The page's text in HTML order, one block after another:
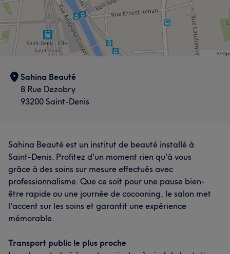
Sahina Beauté
8 Rue Dezobry
93200 Saint-Denis
Sahina Beauté est un institut de beauté installé à
Saint-Denis. Profitez d'un moment rien qu'à vous
grâce à des soins sur mesure effectués avec
professionnalisme. Que ce soit pour une pause bien-
être rapide ou une journée de cocooning, le salon met
l'accent sur les soins et garantit une expérience
mémorable.
Transport public le plus proche